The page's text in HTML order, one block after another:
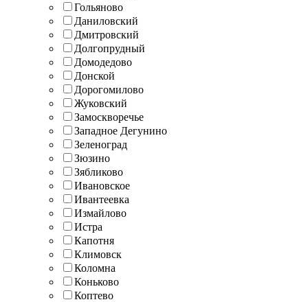
Гольяново
Даниловский
Дмитровский
Долгопрудный
Домодедово
Донской
Дорогомилово
Жуковский
Замоскворечье
Западное Дегунино
Зеленоград
Зюзино
Зябликово
Ивановское
Ивантеевка
Измайлово
Истра
Капотня
Климовск
Коломна
Коньково
Коптево